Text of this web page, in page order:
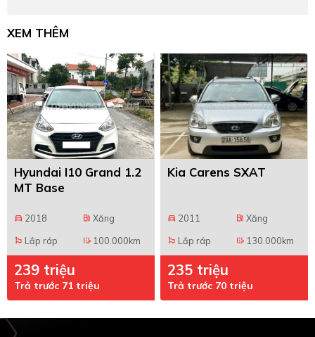
XEM THÊM
Hyundai I10 Grand 1.2
MT Base
directions_car 2018 local_gas_station Xăng
emoji_flags Lắp ráp edit_road 100.000km
239 triệu
Trả trước 71 triệu
Kia Carens SXAT
directions_car 2011 local_gas_station Xăng
emoji_flags Lắp ráp edit_road 130.000km
235 triệu
Trả trước 70 triệu